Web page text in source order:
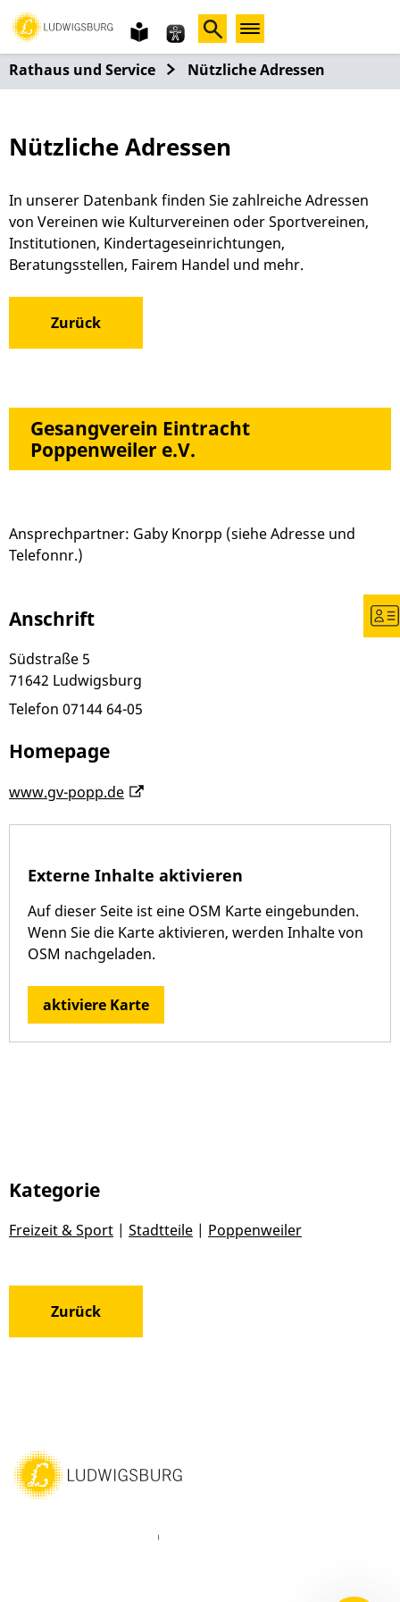
Gebärdensprache
leichte
Sprache
Rathaus und Service Nützliche Adressen
Nützliche Adressen
In unserer Datenbank finden Sie zahlreiche Adressen
von Vereinen wie Kulturvereinen oder Sportvereinen,
Institutionen, Kindertageseinrichtungen,
Beratungsstellen, Fairem Handel und mehr.
Zurück
Gesangverein Eintracht
Poppenweiler e.V.
Ansprechpartner: Gaby Knorpp (siehe Adresse und
Telefonnr.)
Anschrift
Südstraße 5
71642 Ludwigsburg
Telefon 07144 64-05
Homepage
www.gv-popp.de
Externe Inhalte aktivieren
Auf dieser Seite ist eine OSM Karte eingebunden.
Wenn Sie die Karte aktivieren, werden Inhalte von
OSM nachgeladen.
aktiviere Karte
Kategorie
Freizeit & Sport | Stadtteile | Poppenweiler
Zurück
LinkedIn